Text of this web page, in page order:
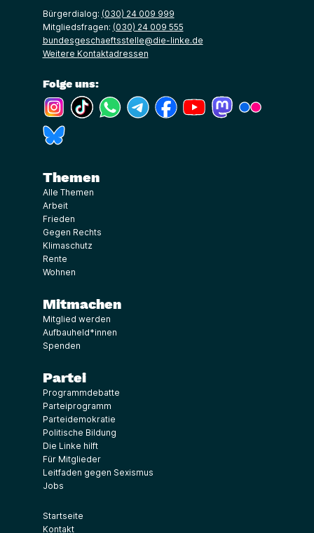
Bürgerdialog: (030) 24 009 999
Mitgliedsfragen: (030) 24 009 555
bundesgeschaeftsstelle@die-linke.de
Weitere Kontaktadressen
Folge uns:
(Link öffnet ein neues Fenster)
(Link öffnet ein neues Fenster)
(Link öffnet ein neues Fenster)
(Link öffnet ein neues Fenster)
(Link öffnet ein neues Fenster)
(Link öffnet ein neues
(Link öffnet ein
Themen
Alle Themen
Arbeit
Frieden
Gegen Rechts
Klimaschutz
Rente
Wohnen
Mitmachen
Mitglied werden
Aufbauheld*innen
Spenden
Partei
Programmdebatte
Parteiprogramm
Parteidemokratie
Politische Bildung
Die Linke hilft
Für Mitglieder
Leitfaden gegen Sexismus
Jobs
Startseite
Kontakt